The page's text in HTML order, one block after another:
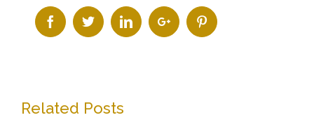
FacebookTwitterLinkedinGoogle+ Pinterest
Related Posts